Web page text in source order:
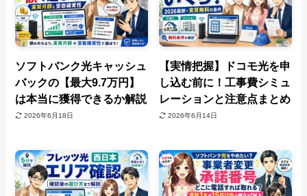
ソフトバンク光キャッシュ
バックの【最大9.7万円】
は本当に獲得できるか解説
2026年6月18日
【実情把握】ドコモ光を申
し込む前に！工事費シミュ
レーションと注意点まとめ
2026年6月14日